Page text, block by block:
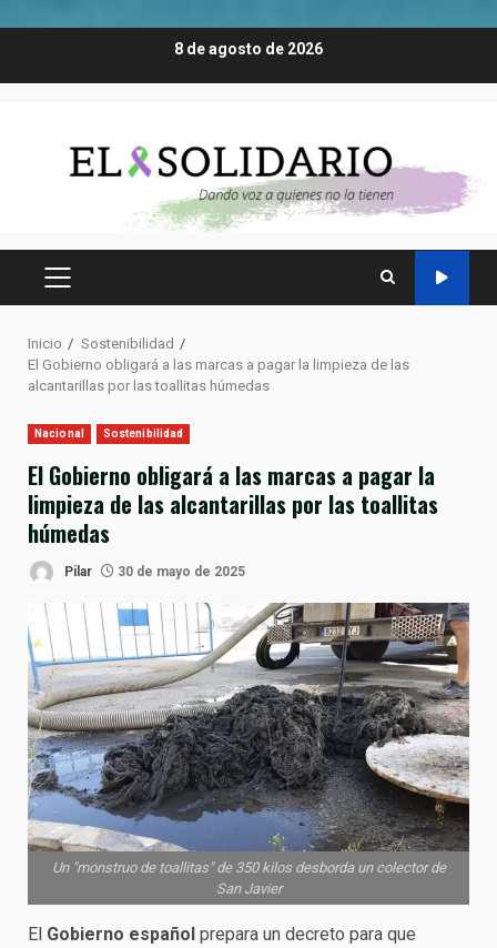
8 de agosto de 2026
MENÚ
Inicio
Sostenibilidad
El Gobierno obligará a las marcas a pagar la limpieza de las
alcantarillas por las toallitas húmedas
Nacional Sostenibilidad
El Gobierno obligará a las marcas a pagar la
limpieza de las alcantarillas por las toallitas
húmedas
Pilar 30 de mayo de 2025
Un "monstruo de toallitas" de 350 kilos desborda un colector de
San Javier
El Gobierno español prepara un decreto para que